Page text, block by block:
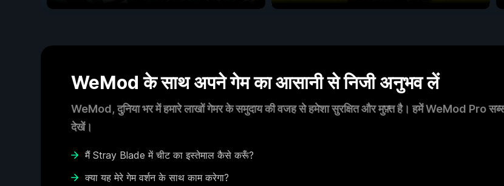
WeMod के साथ अपने गेम का आसानी से निजी अनुभव लें
WeMod, दुनिया भर में हमारे लाखों गेमर के समुदाय की वजह से हमेशा सुरक्षित और मुफ़्त है। हमें WeMod Pro
देखें।
मैं Stray Blade में चीट का इस्तेमाल कैसे करूँ?
क्या यह मेरे गेम वर्शन के साथ काम करेगा?